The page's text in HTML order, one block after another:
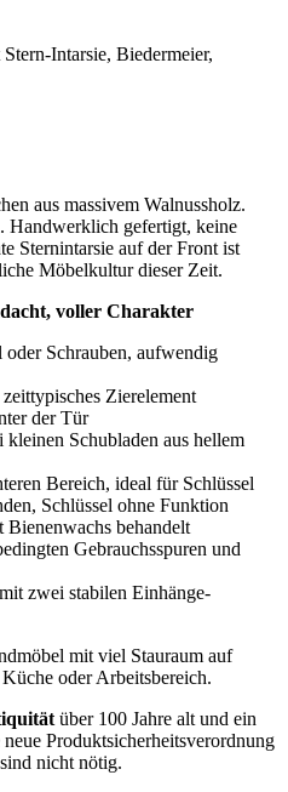
Intarsie, Biedermeier,
aus massivem Walnussholz.
Handwerklich gefertigt, keine
Sternintarsie auf der Front ist
Möbelkultur dieser Zeit.
voller Charakter
Schrauben, aufwendig
Zierelement
der Tür
kleinen Schubladen aus hellem
Bereich, ideal für Schlüssel
Schlüssel ohne Funktion
Bienenwachs behandelt
Gebrauchsspuren und
zwei stabilen Einhänge-
mit viel Stauraum auf
oder Arbeitsbereich.
über 100 Jahre alt und ein
Produktsicherheitsverordnung
nicht nötig.